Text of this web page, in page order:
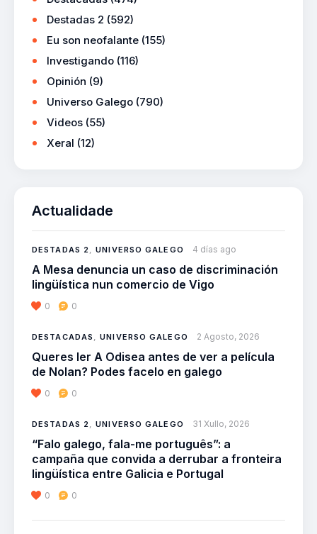
Destadas 2 (592)
Eu son neofalante (155)
Investigando (116)
Opinión (9)
Universo Galego (790)
Videos (55)
Xeral (12)
Actualidade
DESTADAS 2,UNIVERSO GALEGO 4 días ago
A Mesa denuncia un caso de discriminación
lingüística nun comercio de Vigo
0 0
DESTACADAS ,UNIVERSO GALEGO 2 Agosto, 2026
Queres ler A Odisea antes de ver a película
de Nolan? Podes facelo en galego
0 0
DESTADAS 2,UNIVERSO GALEGO 31 Xullo, 2026
“Falo galego, fala-me português”: a
campaña que convida a derrubar a fronteira
lingüística entre Galicia e Portugal
0 0